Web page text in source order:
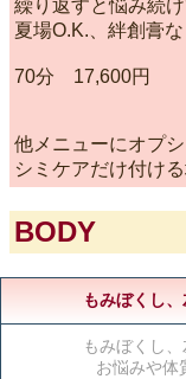
繰り返すと悩み続
夏場O.K.、絆創膏な
70分 17,600円
他メニューにオプ
シミケアだけ付け
BODY
もみぼくし
もみぼくし
お悩みや体